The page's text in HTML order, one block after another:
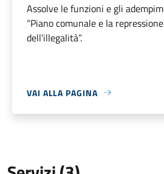
Assolve le funzioni e gli
“Piano comunale e la
dell’illegalità”.
VAI ALLA PAGINA